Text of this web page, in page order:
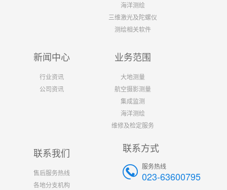
海洋测绘
三维激光及陀螺仪
测绘相关软件
新闻中心
行业资讯
公司资讯
业务范围
大地测量
航空摄影测量
集成监测
海洋测绘
维修及检定服务
联系我们
售后服务热线
各地分支机构
联系方式
服务热线
023-63600795